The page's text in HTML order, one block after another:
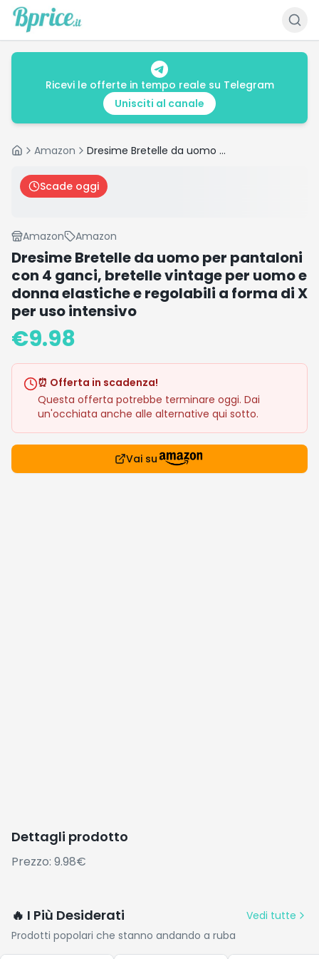
Ricevi le offerte in tempo reale su Telegram
Unisciti al canale
HomeAmazon Dresime Bretelle da uomo per pantaloni con 4 ganci, bretelle vintage per uomo e donna elastiche e regolabili a forma di X per uso intensivo
Scade oggi
Amazon Amazon
Dresime Bretelle da uomo per pantaloni
con 4 ganci, bretelle vintage per uomo e
donna elastiche e regolabili a forma di X
per uso intensivo
€9.98
⏰ Offerta in scadenza!
Questa offerta potrebbe terminare oggi. Dai
un'occhiata anche alle alternative qui sotto.
Vai su
Dettagli prodotto
Prezzo: 9.98€
🔥 I Più Desiderati
Vedi tutte
Prodotti popolari che stanno andando a ruba